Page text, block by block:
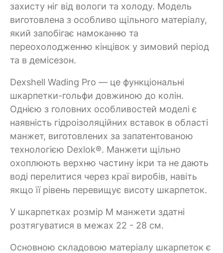
захисту ніг від вологи та холоду. Модель
виготовлена з особливо щільного матеріалу,
який запобігає намоканню та
переохолодженню кінцівок у зимовий період
та в демісезон.
Dexshell Wading Pro — це функціональні
шкарпетки-гольфи довжиною до колін.
Однією з головних особливостей моделі є
наявність гідроізоляційних вставок в області
манжет, виготовлених за запатентованою
технологією Dexlok®. Манжети щільно
охоплюють верхню частину ікри та не дають
воді перелитися через краї виробів, навіть
якщо її рівень перевищує висоту шкарпеток.
У шкарпетках розмір M манжети здатні
розтягуватися в межах 22 - 28 см.
Основною складовою матеріалу шкарпеток є